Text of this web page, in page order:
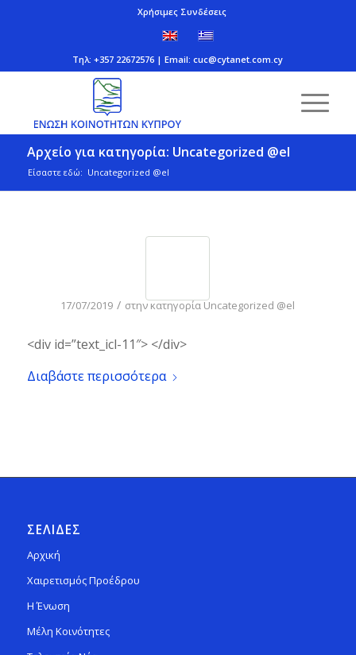
Χρήσιμες Συνδέσεις
Τηλ: +357 22672576 | Email:cuc@cytanet.com.cy
Αρχείο για κατηγορία: Uncategorized @el
Είσαστε εδώ: Uncategorized @el
17/07/2019 / στην κατηγορίαUncategorized @el
<div id=”text_icl-11″> </div>
Διαβάστε περισσότερα
ΣΕΛΙΔΕΣ
Αρχική
Χαιρετισμός Προέδρου
Η Ένωση
Μέλη Κοινότητες